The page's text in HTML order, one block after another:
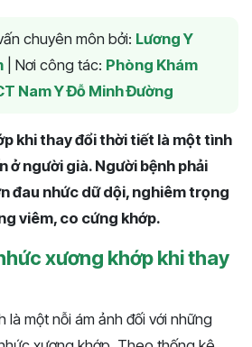
chuyên môn bởi: Lương Y
Nơi công tác: Phòng Khám
Nam Y Đỗ Minh Đường
khi thay đổi thời tiết là một tình
ở người già. Người bệnh phải
đau nhức dữ dội, nghiêm trọng
viêm, co cứng khớp.
xương khớp khi thay
là một nỗi ám ảnh đối với những